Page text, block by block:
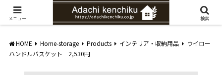
愛知県みよし市の工務店。自然素材を使ったナチュラルな家づくりをご提案
HOME Home-storage Products インテリア・収納用品
ウイロー
ハンドルバスケット 2,530円
メニュー 検索